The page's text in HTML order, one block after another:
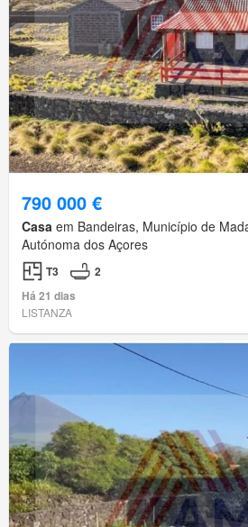
790 000 €
Casa em Bandeiras, Município de
Autónoma dos Açores
T3
2
Há 21 dias
LISTANZA